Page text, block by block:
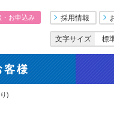
・お申込み 採用情報
文字サイズ 標
客様
)